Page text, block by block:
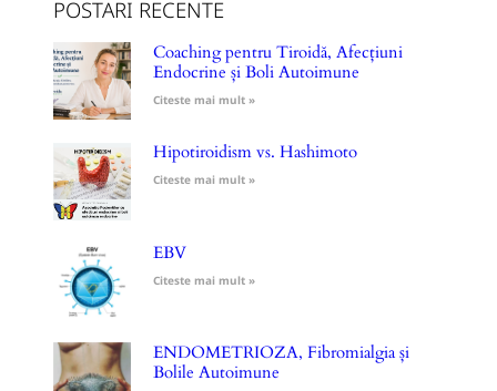
POSTARI RECENTE
Coaching pentru Tiroidă, Afecțiuni
Endocrine și Boli Autoimune
Citeste mai mult »
Hipotiroidism vs. Hashimoto
Citeste mai mult »
EBV
Citeste mai mult »
ENDOMETRIOZA, Fibromialgia și
Bolile Autoimune